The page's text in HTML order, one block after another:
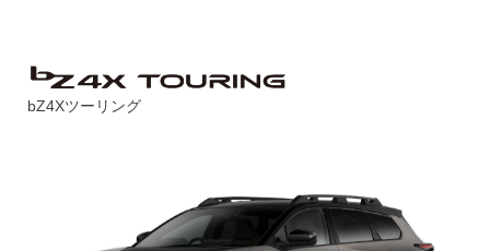
bZ4Xツーリング